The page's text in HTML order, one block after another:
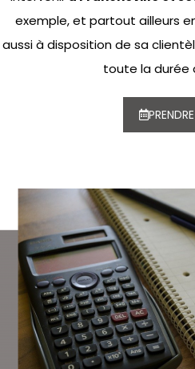
exemple, et partout ailleurs
aussi à disposition de sa
toute la durée